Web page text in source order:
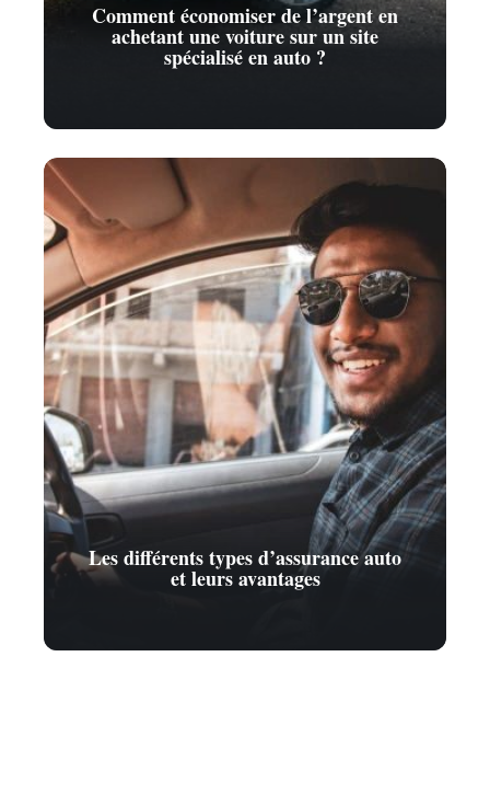
Comment économiser de l’argent en
achetant une voiture sur un site
spécialisé en auto ?
Les différents types d’assurance auto
et leurs avantages